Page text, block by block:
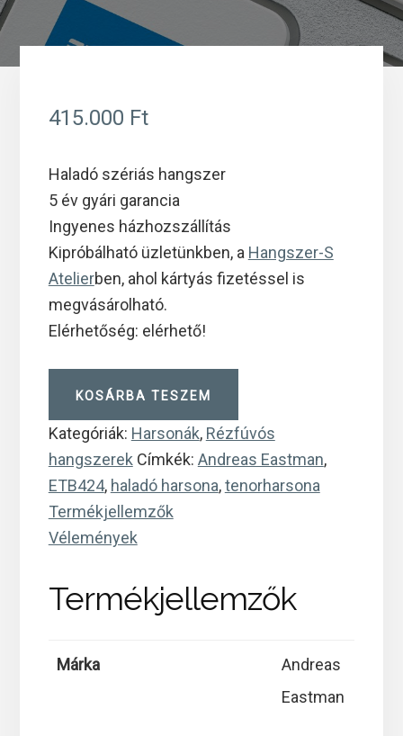
415.000 Ft
Haladó szériás hangszer
5 év gyári garancia
Ingyenes házhozszállítás
Kipróbálható üzletünkben, a Hangszer-S
Atelierben, ahol kártyás fizetéssel is
megvásárolható.
Elérhetőség: elérhető!
Eastman
ETB424
tenorharsona
mennyiség
KOSÁRBA TESZEM
Kategóriák: Harsonák, Rézfúvós
hangszerek Címkék: Andreas Eastman,
ETB424, haladó harsona,tenorharsona
Termékjellemzők
Vélemények
Termékjellemzők
Márka
Andreas
Eastman